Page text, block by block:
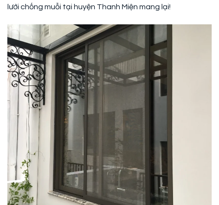
lưới chống muỗi tại huyện Thanh Miện mang lại!